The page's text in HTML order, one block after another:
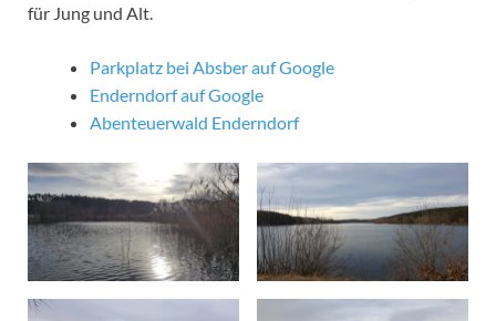
für Jung und Alt.
Parkplatz bei Absber auf Google
Enderndorf auf Google
Abenteuerwald Enderndorf